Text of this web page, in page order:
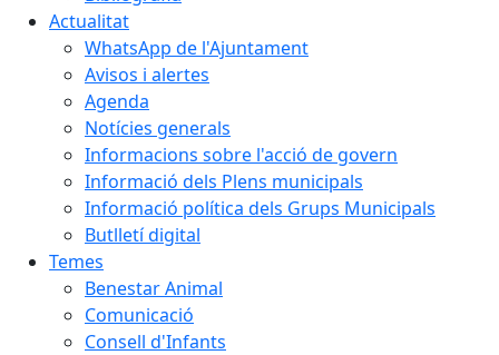
Actualitat
WhatsApp de l'Ajuntament
Avisos i alertes
Agenda
Notícies generals
Informacions sobre l'acció de govern
Informació dels Plens municipals
Informació política dels Grups Municipals
Butlletí digital
Temes
Benestar Animal
Comunicació
Consell d'Infants